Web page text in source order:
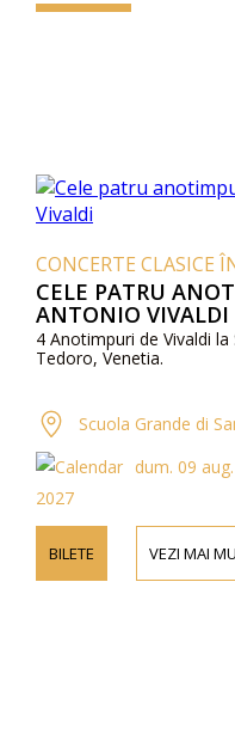
CONCERTE CLASICE
CELE PATRU
ANTONIO VIVALDI
4 Anotimpuri de Vivaldi
Tedoro, Venetia.
Scuola Grande di
dum. 09
2027
BILETE VEZI MAI